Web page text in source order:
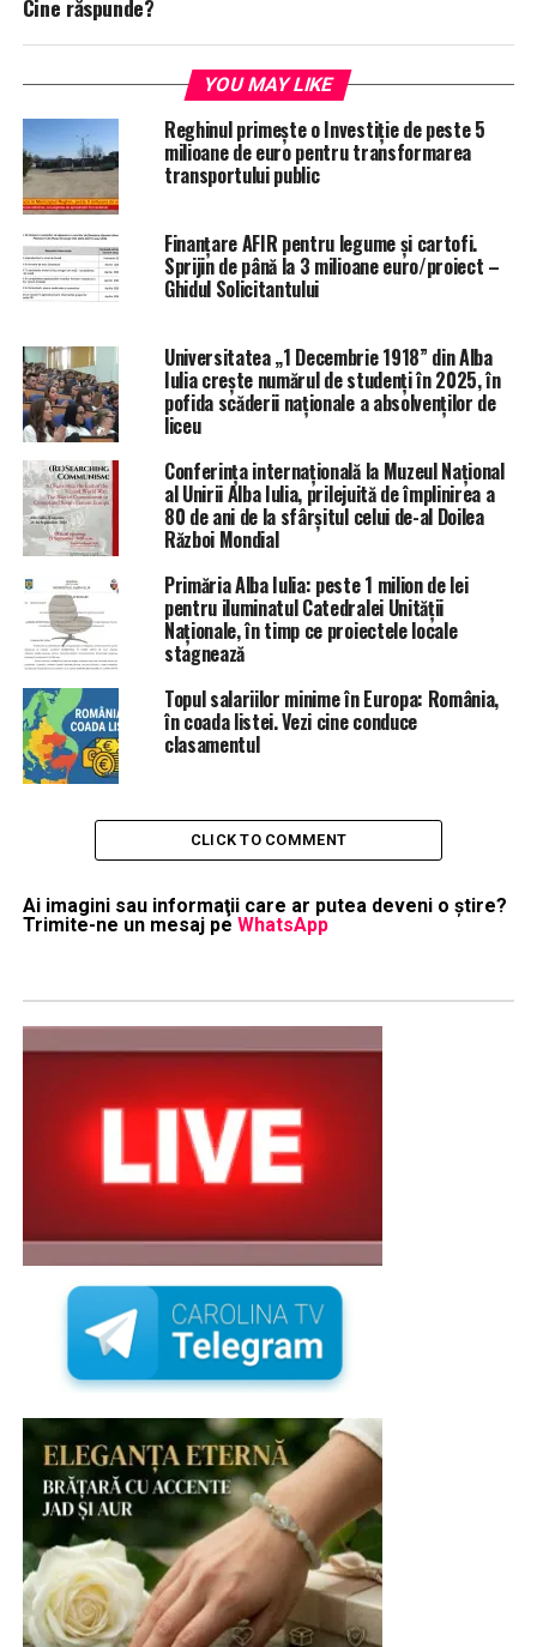
Cine răspunde?
YOU MAY LIKE
Reghinul primește o Investiție de peste 5
milioane de euro pentru transformarea
transportului public
Finanțare AFIR pentru legume și cartofi.
Sprijin de până la 3 milioane euro/proiect –
Ghidul Solicitantului
Universitatea „1 Decembrie 1918” din Alba
Iulia crește numărul de studenți în 2025, în
pofida scăderii naționale a absolvenților de
liceu
Conferința internațională la Muzeul Național
al Unirii Alba Iulia, prilejuită de împlinirea a
80 de ani de la sfârșitul celui de-al Doilea
Război Mondial
Primăria Alba Iulia: peste 1 milion de lei
pentru iluminatul Catedralei Unității
Naționale, în timp ce proiectele locale
stagnează
Topul salariilor minime în Europa: România,
în coada listei. Vezi cine conduce
clasamentul
CLICK TO COMMENT
Ai imagini sau informaţii care ar putea deveni o ştire?
Trimite-ne un mesaj pe WhatsApp